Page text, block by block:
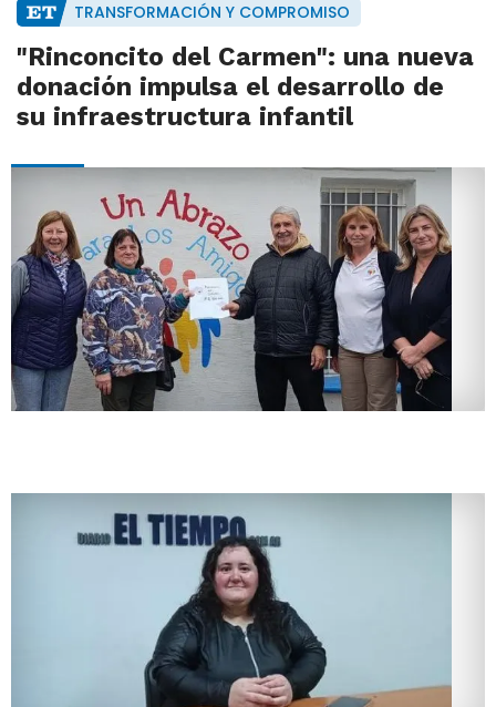
TRANSFORMACIÓN Y COMPROMISO
"Rinconcito del Carmen": una nueva
donación impulsa el desarrollo de
su infraestructura infantil